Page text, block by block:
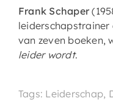
Frank Schaper
leiderschapstrainer
van zeven boeken,
leider wordt.
Tags: Leiderschap,